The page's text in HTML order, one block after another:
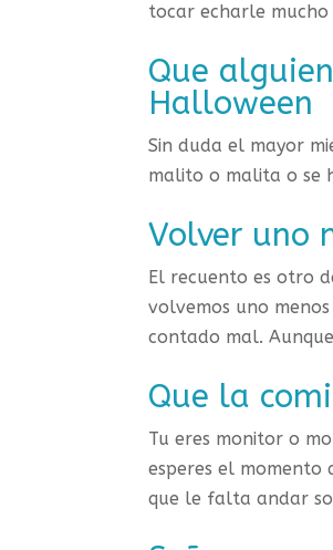
tocar echarle mucho
Que
Halloween
Sin duda el mayor
malito o malita o se
Volver uno
El recuento es otro
volvemos uno
contado mal.
Que la
Tu eres monitor o
esperes el momento
que le falta andar